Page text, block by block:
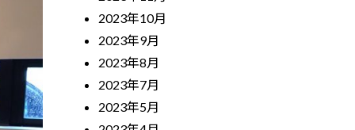
2023年10月
2023年9月
2023年8月
2023年7月
2023年5月